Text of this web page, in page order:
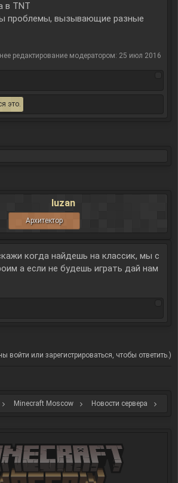
в ТNТ
проблемы, вызывающие разные
редактирование модератором: 25 июл 2016
это.
luzan
Архитектор
когда найдешь на классик, мы с
а если не будешь играть дай нам
войти или зарегистрироваться, чтобы ответить.)
Minecraft Moscow Новости сервера